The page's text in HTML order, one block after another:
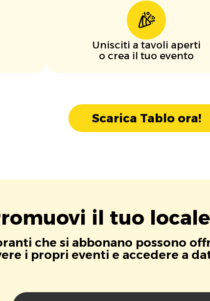
Unisciti a tavoli aperti
o crea il tuo evento
Scarica Tablo ora!
il tuo
che si abbonano possono
i propri eventi e accedere a